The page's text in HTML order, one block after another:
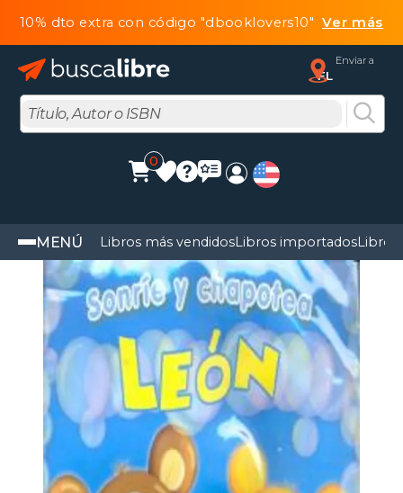
10% dto extra con código "dbooklovers10"Ver más
Enviar a
FL
0
MENÚ Libros más vendidosLibros importadosLibros